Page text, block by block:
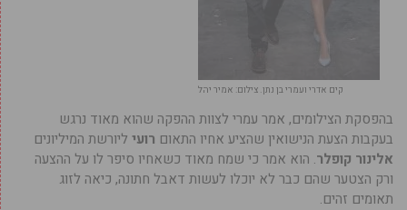
קים אדרי ועמרי בן נתן. צילום: אמיר יהל
בהפסקת הצילומים, אמר עמרי לצוות ההפקה שהוא מאוד נרגש
בעקבות הצעת הנישואין שהציע אחיו התאום רועי ליורשת המיליונים
אלינור קופלר. הוא אמר כי שמח מאוד כשאחיו סיפר לו על ההצעה
ורק הצטער שהם כבר לא יוכלו לעשות דאבל חתונה, כיאה לזוג
תאומים זהים.